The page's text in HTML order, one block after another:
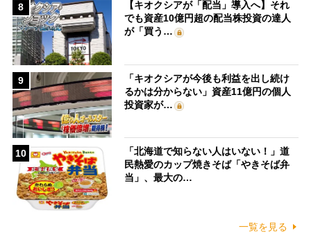
8
【キオクシアが「配当」導入へ】それ
でも資産10億円超の配当株投資の達人
が「買う…
9
「キオクシアが今後も利益を出し続け
るかは分からない」資産11億円の個人
投資家が…
10
「北海道で知らない人はいない！」道
民熱愛のカップ焼きそば「やきそば弁
当」、最大の…
一覧を見る